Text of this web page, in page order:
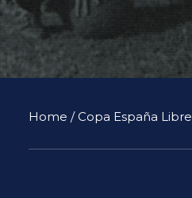
Home /Copa España Libre